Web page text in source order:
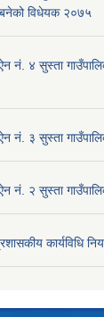
बनेको विधेयक २०७५
नं. ४ सुस्ता
नं. ३ सुस्ता
नं. २ सुस्ता
कार्यविधि